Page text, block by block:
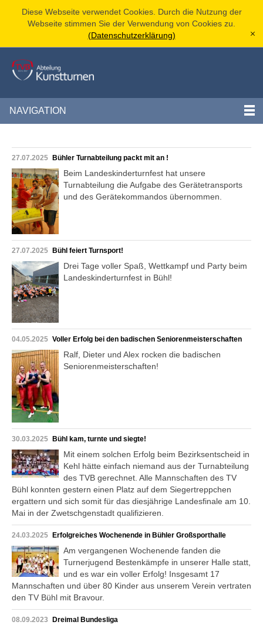
Diese Webseite verwendet Cookies. Durch die Nutzung der
Webseite stimmen Sie der Verwendung von Cookies zu.
(Datenschutzerklärung)
[x]
NAVIGATION
27.07.2025 Bühler Turnabteilung packt mit an !
Beim Landeskinderturnfest hat unsere
Turnabteilung die Aufgabe des Gerätetransports
und des Gerätekommandos übernommen.
27.07.2025 Bühl feiert Turnsport!
Drei Tage voller Spaß, Wettkampf und Party beim
Landeskinderturnfest in Bühl!
04.05.2025 Voller Erfolg bei den badischen Seniorenmeisterschaften
Ralf, Dieter und Alex rocken die badischen
Seniorenmeisterschaften!
30.03.2025 Bühl kam, turnte und siegte!
Mit einem solchen Erfolg beim Bezirksentscheid in
Kehl hätte einfach niemand aus der Turnabteilung
des TVB gerechnet. Alle Mannschaften des TV
Bühl konnten gestern einen Platz auf dem Siegertreppchen
ergattern und sich somit für das diesjährige Landesfinale am 10.
Mai in der Zwetschgenstadt qualifizieren.
24.03.2025 Erfolgreiches Wochenende in Bühler Großsporthalle
Am vergangenen Wochenende fanden die
Turnerjugend Bestenkämpfe in unserer Halle statt,
und es war ein voller Erfolg! Insgesamt 17
Mannschaften und über 80 Kinder aus unserem Verein vertraten
den TV Bühl mit Bravour.
08.09.2023 Dreimal Bundesliga